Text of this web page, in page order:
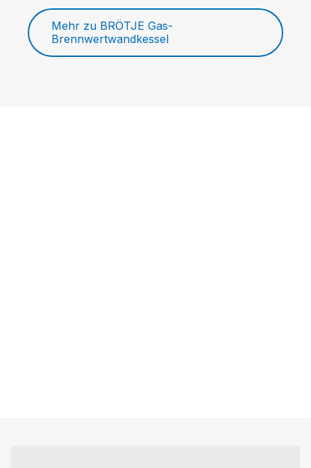
Mehr zu BRÖTJE Gas-
Brennwertwandkessel